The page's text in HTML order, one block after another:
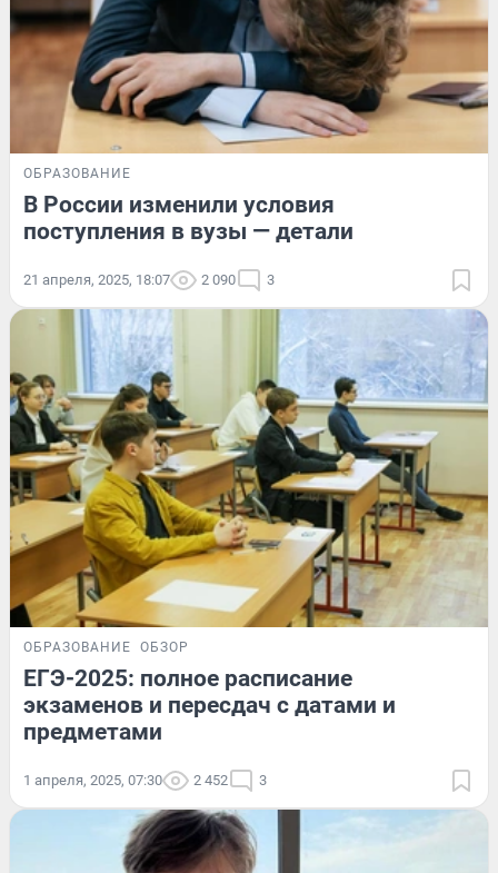
ОБРАЗОВАНИЕ
В России изменили условия
поступления в вузы — детали
21 апреля, 2025, 18:07 2 090 3
ОБРАЗОВАНИЕ ОБЗОР
ЕГЭ-2025: полное расписание
экзаменов и пересдач с датами и
предметами
1 апреля, 2025, 07:30 2 452 3